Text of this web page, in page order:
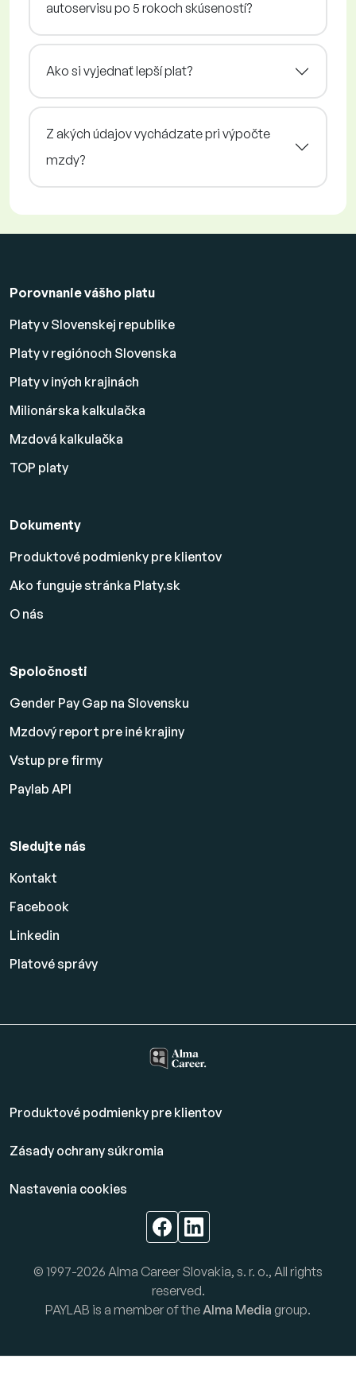
autoservisu po 5 rokoch skúseností?
Ako si vyjednať lepší plat?
Z akých údajov vychádzate pri výpočte
mzdy?
Porovnanie vášho platu
Platy v Slovenskej republike
Platy v regiónoch Slovenska
Platy v iných krajinách
Milionárska kalkulačka
Mzdová kalkulačka
TOP platy
Dokumenty
Produktové podmienky pre klientov
Ako funguje stránka Platy.sk
O nás
Spoločnosti
Gender Pay Gap na Slovensku
Mzdový report pre iné krajiny
Vstup pre firmy
Paylab API
Sledujte nás
Kontakt
Facebook
Linkedin
Platovésprávy
Produktové podmienky pre klientov
Zásady ochrany súkromia
Nastavenia cookies
© 1997-2026 Alma Career Slovakia, s. r. o., All rights
reserved.
PAYLAB is a member of theAlma Media group.